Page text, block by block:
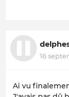
16
Ai vu